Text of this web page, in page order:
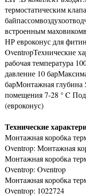
термостатическим
встроенным
НР евроконус для
OventropТехнические
рабочая температура
давление 10
барМонтажная
помещения 7-28 ° C
(евроконус)
Технические
Монтажная коробка
Oventrop: Монтажная
Монтажная коробка
Oventrop: Oventrop
Монтажная коробка
Oventrop: 1022724